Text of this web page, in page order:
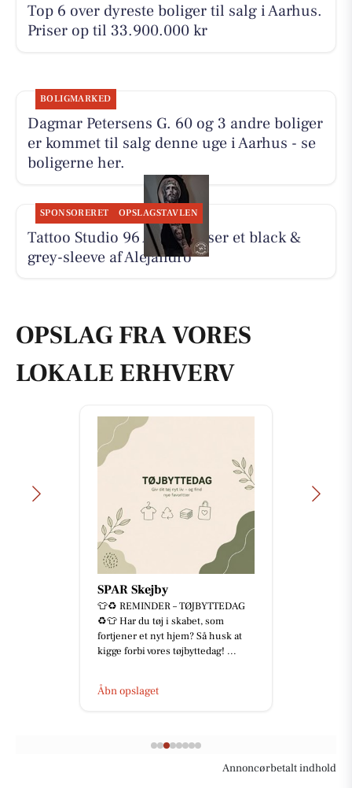
Top 6 over dyreste boliger til salg i Aarhus.
Priser op til 33.900.000 kr
BOLIGMARKED
Dagmar Petersens G. 60 og 3 andre boliger
er kommet til salg denne uge i Aarhus - se
boligerne her.
SPONSORERET OPSLAGSTAVLEN
Tattoo Studio 96 Aarhus viser et black &
grey-sleeve af Alejandro
OPSLAG FRA VORES
LOKALE ERHVERV
SPAR Skejby
👕♻️ REMINDER – TØJBYTTEDAG
♻️👕 Har du tøj i skabet, som
fortjener et nyt hjem? Så husk at
kigge forbi vores tøjbyttedag! ...
Åbn opslaget
Annoncørbetalt indhold